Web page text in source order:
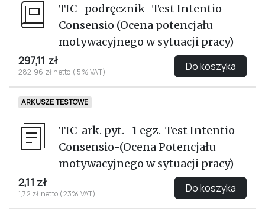
TIC- podręcznik- Test Intentio
Consensio (Ocena potencjału
motywacyjnego w sytuacji pracy)
297,11 zł
282,96 zł netto ( 5% VAT) Do koszyka
ARKUSZE TESTOWE
TIC-ark. pyt.- 1 egz.-Test Intentio
Consensio-(Ocena Potencjału
motywacyjnego w sytuacji pracy)
2,11 zł
1,72 zł netto (23% VAT) Do koszyka